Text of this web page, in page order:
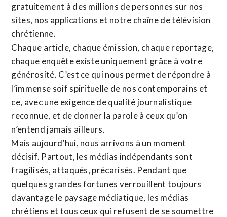
gratuitement à des millions de personnes sur nos
sites, nos applications et notre chaîne de télévision
chrétienne.
Chaque article, chaque émission, chaque reportage,
chaque enquête existe uniquement grâce à votre
générosité. C’est ce qui nous permet de répondre à
l’immense soif spirituelle de nos contemporains et
ce, avec une exigence de qualité journalistique
reconnue, et de donner la parole à ceux qu’on
n’entend jamais ailleurs.
Mais aujourd’hui, nous arrivons à un moment
décisif. Partout, les médias indépendants sont
fragilisés, attaqués, précarisés. Pendant que
quelques grandes fortunes verrouillent toujours
davantage le paysage médiatique, les médias
chrétiens et tous ceux qui refusent de se soumettre